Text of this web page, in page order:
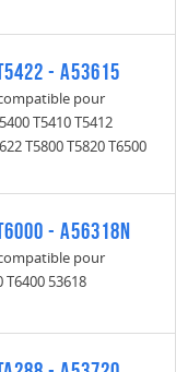
- A53615
pour
T5410 T5412
T5800 T5820 T6500
- A56318N
pour
T6400 53618